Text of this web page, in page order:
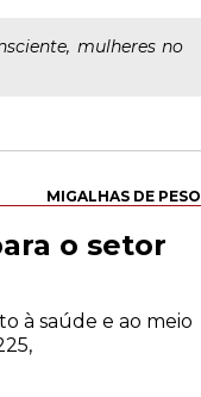
mulheres no
MIGALHAS DE PESO
o setor
à saúde e ao meio